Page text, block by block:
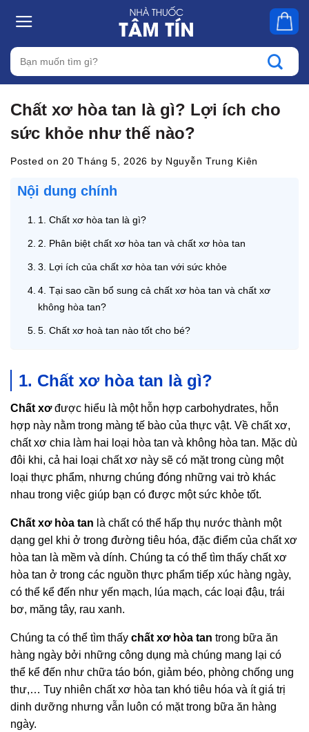
Tìm
kiếm:
Chất xơ hòa tan là gì? Lợi ích cho
sức khỏe như thế nào?
Posted on 20 Tháng 5, 2026 by Nguyễn Trung Kiên
Nội dung chính
1. Chất xơ hòa tan là gì?
2. Phân biệt chất xơ hòa tan và chất xơ hòa tan
3. Lợi ích của chất xơ hòa tan với sức khỏe
4. Tại sao cần bổ sung cả chất xơ hòa tan và chất xơ
không hòa tan?
5. Chất xơ hoà tan nào tốt cho bé?
1. Chất xơ hòa tan là gì?
Chất xơđược hiểu là một hỗn hợp carbohydrates, hỗn
hợp này nằm trong màng tế bào của thực vật. Về chất xơ,
chất xơ chia làm hai loại hòa tan và không hòa tan. Mặc dù
đôi khi, cả hai loại chất xơ này sẽ có mặt trong cùng một
loại thực phẩm, nhưng chúng đóng những vai trò khác
nhau trong việc giúp bạn có được một sức khỏe tốt.
Chất xơ hòa tan là chất có thể hấp thụ nước thành một
dạng gel khi ở trong đường tiêu hóa, đặc điểm của chất xơ
hòa tan là mềm và dính. Chúng ta có thể tìm thấy chất xơ
hòa tan ở trong các nguồn thực phẩm tiếp xúc hàng ngày,
có thể kể đến như yến mạch, lúa mạch, các loại đậu, trái
bơ, măng tây, rau xanh.
Chúng ta có thể tìm thấy chất xơ hòa tan trong bữa ăn
hàng ngày bởi những công dụng mà chúng mang lại có
thể kể đến như chữa táo bón, giảm béo, phòng chống ung
thư,… Tuy nhiên chất xơ hòa tan khó tiêu hóa và ít giá trị
dinh dưỡng nhưng vẫn luôn có mặt trong bữa ăn hàng
ngày.